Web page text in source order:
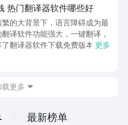
热门翻译器软件哪些好
的大背景下，语言障碍成为最
译软件功能强大，一键翻译，
翻译器软件下载免费版本。它
翻译，覆盖了英文、法语、日
更多
载更多
最新榜单